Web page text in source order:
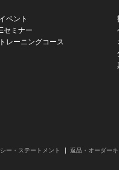
イベント
Eセミナー
トレーニングコース
ー・ステートメント 返品・オーダー